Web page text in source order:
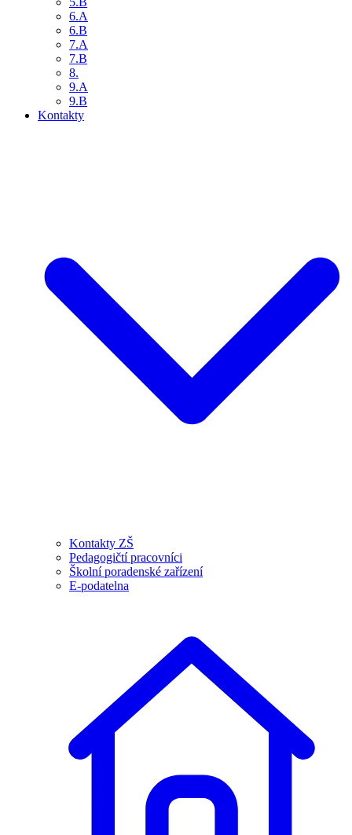
6.A
6.B
7.A
7.B
8.
9.A
9.B
Kontakty
Kontakty ZŠ
Pedagogičtí pracovníci
Školní poradenské zařízení
E-podatelna